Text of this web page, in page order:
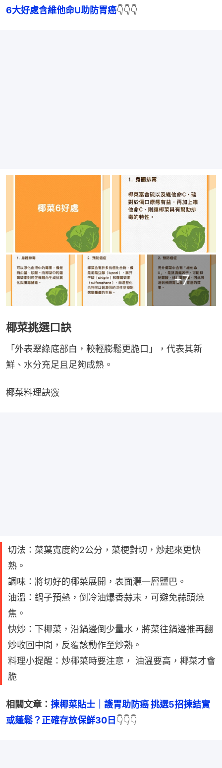
6大好處含維他命U助防胃癌👇👇👇
+7
椰菜挑選口訣
「外表翠綠底部白，較輕膨鬆更脆口」，代表其新
鮮、水分充足且足夠成熟。
椰菜料理訣竅
切法：菜葉寬度約2公分，菜梗對切，炒起來更快
熟。
調味：將切好的椰菜展開，表面灑一層鹽巴。
油溫：鍋子預熱，倒冷油爆香蒜末，可避免蒜頭燒
焦。
快炒：下椰菜，沿鍋邊倒少量水，將菜往鍋邊推再翻
炒收回中間，反覆該動作至炒熟。
料理小提醒：炒椰菜時要注意， 油溫要高，椰菜才會
脆
相關文章： 揀椰菜貼士｜護胃助防癌 挑選5招揀結實
或蓬鬆？正確存放保鮮30日 👇👇👇